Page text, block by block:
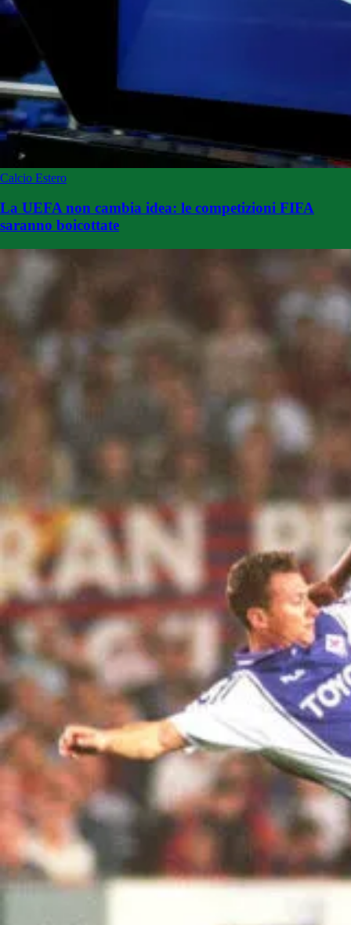
Calcio Estero
La UEFA non cambia idea: le competizioni FIFA
saranno boicottate